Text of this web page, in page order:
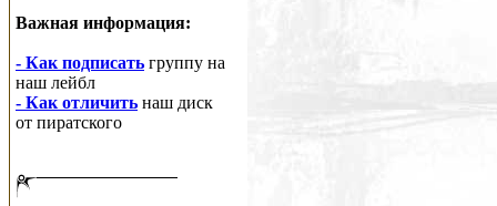
Важная информация:
- Как подписать группу на
наш лейбл
- Как отличить наш диск
от пиратского